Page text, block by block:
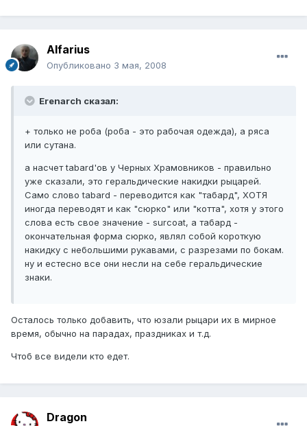
Alfаrius
Опубликовано 3 мая, 2008
Erenarch сказал:
+ только не роба (роба - это рабочая одежда), а ряса
или сутана.
а насчет tabard'ов у Черных Храмовников - правильно
уже сказали, это геральдические накидки рыцарей.
Само слово tabard - переводится как "табард", ХОТЯ
иногда переводят и как "сюрко" или "котта", хотя у этого
слова есть свое значение - surcoat, а табард -
окончательная форма сюрко, являл собой короткую
накидку с небольшими рукавами, с разрезами по бокам.
ну и естесно все они несли на себе геральдические
знаки.
Осталось только добавить, что юзали рыцари их в мирное
время, обычно на парадах, праздниках и т.д.
Чтоб все видели кто едет.
Dragon